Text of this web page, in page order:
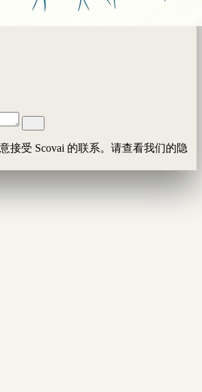
接受 Scovai 的联系。请查看我们的隐